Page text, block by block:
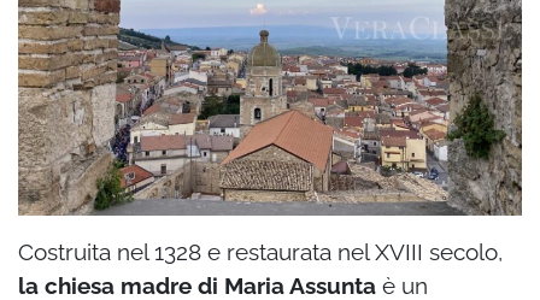
Costruita nel 1328 e restaurata nel XVIII secolo,
la chiesa madre di Maria Assunta è un